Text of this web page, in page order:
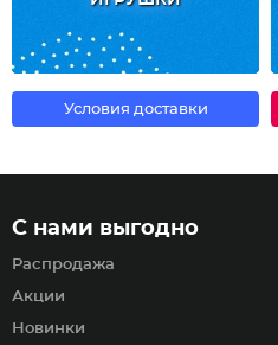
Условия доставки
С нами выгодно
Распродажа
Акции
Новинки